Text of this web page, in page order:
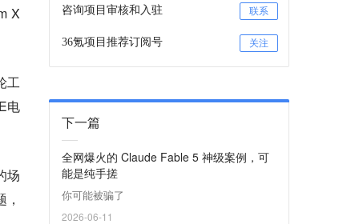
X
工
电
场
咨询项目审核和入驻 联系
36氪项目推荐订阅号 关注
下一篇
全网爆火的 Claude Fable 5 神级案例，可
能是纯手搓
你可能被骗了
2026-06-11